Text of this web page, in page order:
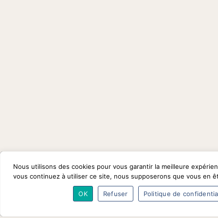
Nous utilisons des cookies pour vous garantir la meilleure
vous continuez à utiliser ce site, nous supposerons que vous en
OK Refuser Politique de